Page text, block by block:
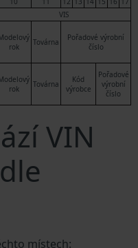
VIS
rok
Továrna
Pořadové výrobní
číslo
rok
Továrna
Kód
výrobce
Pořadové
výrobní
číslo
VIN
místech: